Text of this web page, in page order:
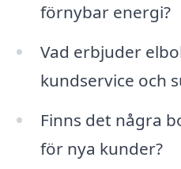
förnybar energi?
Vad erbjuder
kundservice och
Finns det några
för nya kunder?